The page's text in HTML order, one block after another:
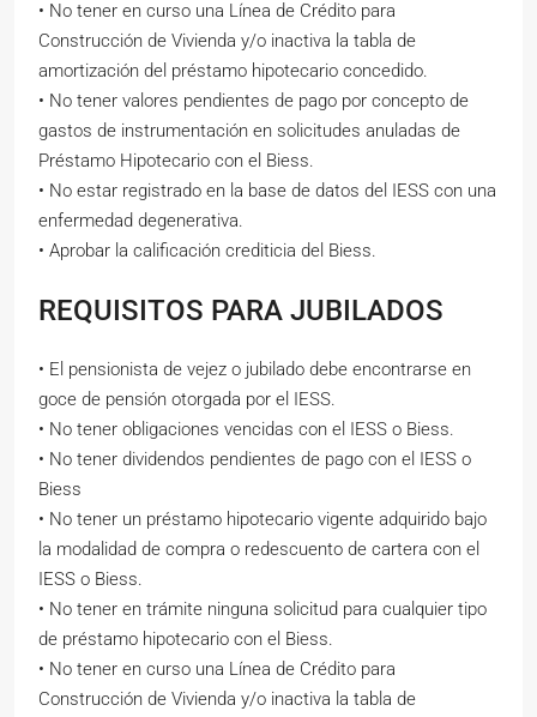
• No tener en curso una Línea de Crédito para
Construcción de Vivienda y/o inactiva la tabla de
amortización del préstamo hipotecario concedido.
• No tener valores pendientes de pago por concepto de
gastos de instrumentación en solicitudes anuladas de
Préstamo Hipotecario con el Biess.
• No estar registrado en la base de datos del IESS con una
enfermedad degenerativa.
• Aprobar la calificación crediticia del Biess.
REQUISITOS PARA JUBILADOS
• El pensionista de vejez o jubilado debe encontrarse en
goce de pensión otorgada por el IESS.
• No tener obligaciones vencidas con el IESS o Biess.
• No tener dividendos pendientes de pago con el IESS o
Biess
• No tener un préstamo hipotecario vigente adquirido bajo
la modalidad de compra o redescuento de cartera con el
IESS o Biess.
• No tener en trámite ninguna solicitud para cualquier tipo
de préstamo hipotecario con el Biess.
• No tener en curso una Línea de Crédito para
Construcción de Vivienda y/o inactiva la tabla de